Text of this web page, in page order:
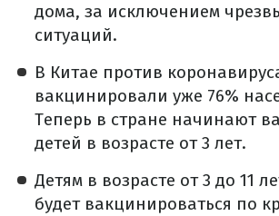
дома, за исключением
ситуаций.
В Китае против
вакцинировали уже 76%
Теперь в стране начинают
детей в возрасте от 3 лет.
Детям в возрасте от 3 до 11
будет вакцинироваться по